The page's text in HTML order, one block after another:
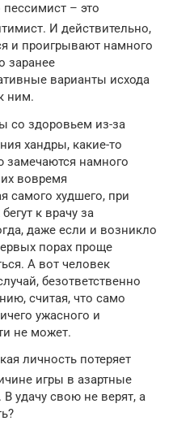
пессимист – это
И действительно,
и проигрывают намного
заранее
варианты исхода
ним.
со здоровьем из-за
хандры, какие-то
намного
вовремя
самого худшего, при
к врачу за
даже если и возникло
порах проще
А вот человек
безответственно
считая, что само
ужасного и
не может.
личность потеряет
игры в азартные
удачу свою не верят, а